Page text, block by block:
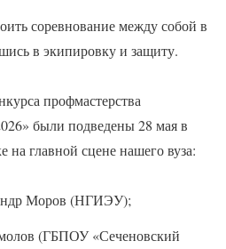
соревнование между собой в
в экипировку и защиту.
профмастерства
были подведены 28 мая в
на главной сцене нашего вуза:
Моров (НГИЭУ);
(ГБПОУ «Сеченовский